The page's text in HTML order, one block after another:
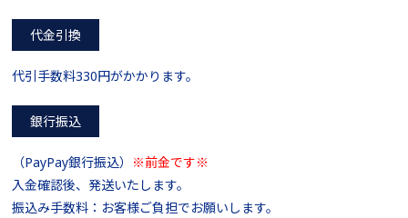
代金引換
代引手数料330円がかかります。
銀行振込
（PayPay銀行振込） ※前金です※
入金確認後、発送いたします。
振込み手数料：お客様ご負担でお願いします。